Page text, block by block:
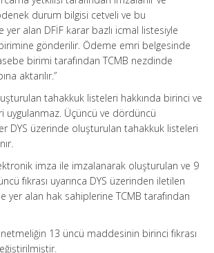
durum bilgisi cetveli ve bu
yer alan DFİF karar bazlı icmal listesiyle
gönderilir. Ödeme emri belgesinde
birimi tarafından TCMB nezdinde
aktarılır.”
tahakkuk listeleri hakkında birinci ve
uygulanmaz. Üçüncü ve dördüncü
DYS üzerinde oluşturulan tahakkuk listeleri
imza ile imzalanarak oluşturulan ve 9
fıkrası uyarınca DYS üzerinden iletilen
yer alan hak sahiplerine TCMB tarafından
13 üncü maddesinin birinci fıkrası